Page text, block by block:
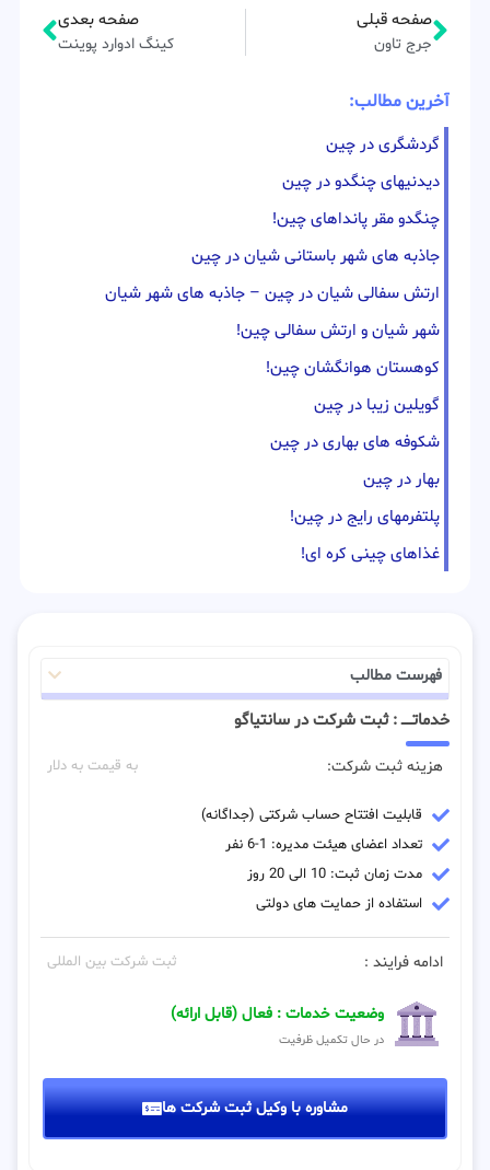
صفحه قبلی
جرج تاون
صفحه بعدی
کینگ ادوارد پوینت
آخرین مطالب:
گردشگری در چین
دیدنیهای چنگدو در چین
چنگدو مقر پانداهای چین!
جاذبه های شهر باستانی شیان در چین
ارتش سفالی شیان در چین – جاذبه های شهر شیان
شهر شیان و ارتش سفالی چین!
کوهستان هوانگشان چین!
گویلین زیبا در چین
شکوفه های بهاری در چین
بهار در چین
پلتفرمهای رایج در چین!
غذاهای چینی کره ای!
فهرست مطالب
خدماتـــــ : ثبت شرکت در سانتیاگو
هزینه ثبت شرکت: به قیمت به دلار
قابلیت افتتاح حساب شرکتی (جداگانه)
تعداد اعضای هیئت مدیره: 1-6 نفر
مدت زمان ثبت: 10 الی 20 روز
استفاده از حمایت های دولتی
ادامه فرایند : ثبت شرکت بین المللی
وضعیت خدمات : فعال (قابل ارائه)
در حال تکمیل ظرفیت
مشاوره با وکیل ثبت شرکت ها